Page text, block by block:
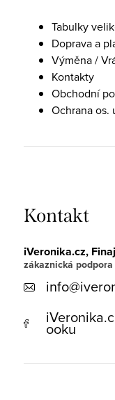
Tabulky
Doprava a
Výměna /
Kontakty
Obchodní
Ochrana os.
Kontakt
iVeronika.cz,
info@
ooku